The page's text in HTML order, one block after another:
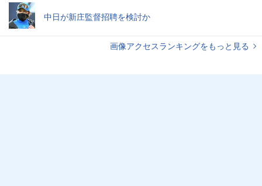
中日が新庄監督招聘を検討か
画像アクセスランキングをもっと見る